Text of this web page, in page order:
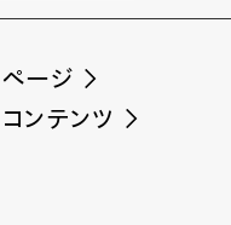
ージ
ンテンツ